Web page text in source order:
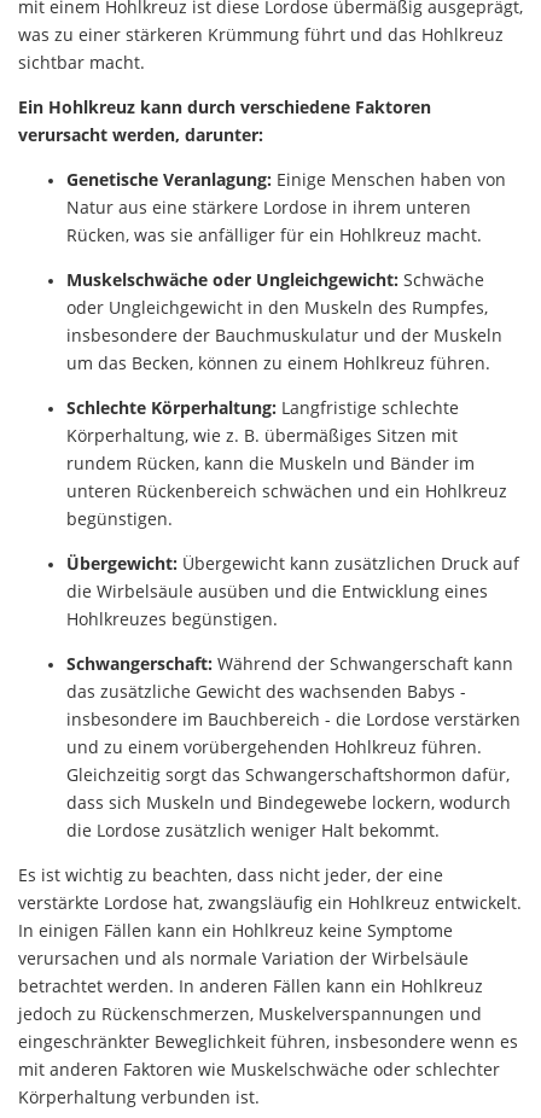
mit einem Hohlkreuz ist diese Lordose übermäßig ausgeprägt,
was zu einer stärkeren Krümmung führt und das Hohlkreuz
sichtbar macht.
Ein Hohlkreuz kann durch verschiedene Faktoren
verursacht werden, darunter:
Genetische Veranlagung: Einige Menschen haben von
Natur aus eine stärkere Lordose in ihrem unteren
Rücken, was sie anfälliger für ein Hohlkreuz macht.
Muskelschwäche oder Ungleichgewicht: Schwäche
oder Ungleichgewicht in den Muskeln des Rumpfes,
insbesondere der Bauchmuskulatur und der Muskeln
um das Becken, können zu einem Hohlkreuz führen.
Schlechte Körperhaltung: Langfristige schlechte
Körperhaltung, wie z. B. übermäßiges Sitzen mit
rundem Rücken, kann die Muskeln und Bänder im
unteren Rückenbereich schwächen und ein Hohlkreuz
begünstigen.
Übergewicht: Übergewicht kann zusätzlichen Druck auf
die Wirbelsäule ausüben und die Entwicklung eines
Hohlkreuzes begünstigen.
Schwangerschaft: Während der Schwangerschaft kann
das zusätzliche Gewicht des wachsenden Babys -
insbesondere im Bauchbereich - die Lordose verstärken
und zu einem vorübergehenden Hohlkreuz führen.
Gleichzeitig sorgt das Schwangerschaftshormon dafür,
dass sich Muskeln und Bindegewebe lockern, wodurch
die Lordose zusätzlich weniger Halt bekommt.
Es ist wichtig zu beachten, dass nicht jeder, der eine
verstärkte Lordose hat, zwangsläufig ein Hohlkreuz entwickelt.
In einigen Fällen kann ein Hohlkreuz keine Symptome
verursachen und als normale Variation der Wirbelsäule
betrachtet werden. In anderen Fällen kann ein Hohlkreuz
jedoch zu Rückenschmerzen, Muskelverspannungen und
eingeschränkter Beweglichkeit führen, insbesondere wenn es
mit anderen Faktoren wie Muskelschwäche oder schlechter
Körperhaltung verbunden ist.